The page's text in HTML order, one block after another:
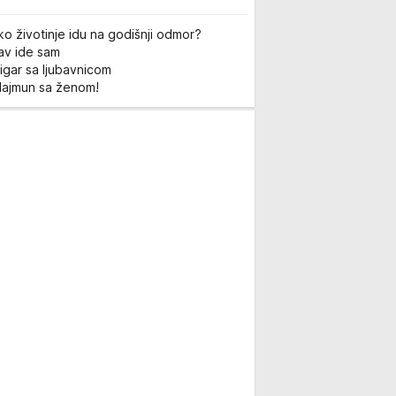
životinje idu na godišnji odmor?
ide sam
sa ljubavnicom
sa ženom!